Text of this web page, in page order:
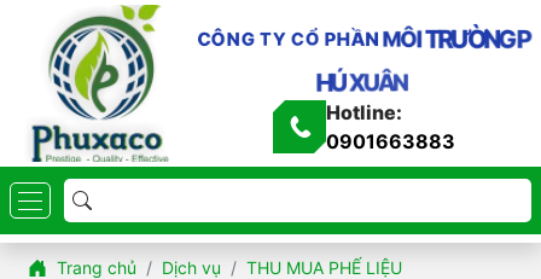
CÔNG TY CỔ PHẦN MÔITRƯỜNGP
HÚXUÂN
Hotline:
0901663883
Trang chủ Dịch vụ
THU MUA PHẾ LIỆU